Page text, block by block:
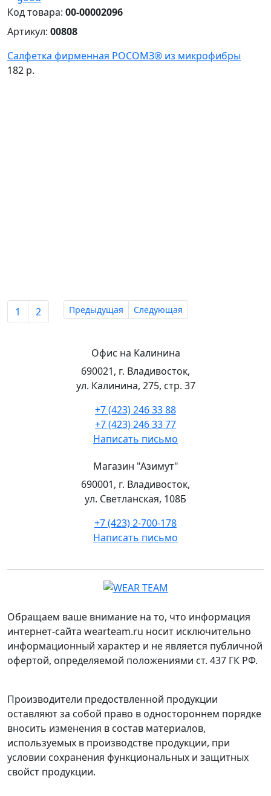
Код товара: 00-00002096
Артикул: 00808
Салфетка фирменная РОСОМЗ® из микрофибры
182 р.
1 2 Предыдущая Следующая
Офис на Калинина
690021, г. Владивосток,
ул. Калинина, 275, стр. 37
+7 (423) 246 33 88
+7 (423) 246 33 77
Написать письмо
Магазин "Азимут"
690001, г. Владивосток,
ул. Светланская, 108Б
+7 (423) 2-700-178
Написать письмо
Обращаем ваше внимание на то, что информация
интернет-сайта wearteam.ru носит исключительно
информационный характер и не является публичной
офертой, определяемой положениями ст. 437 ГК РФ.
Производители предоствленной продукции
оставляют за собой право в одностороннем порядке
вносить изменения в состав материалов,
используемых в производстве продукции, при
условии сохранения функциональных и защитных
свойст продукции.